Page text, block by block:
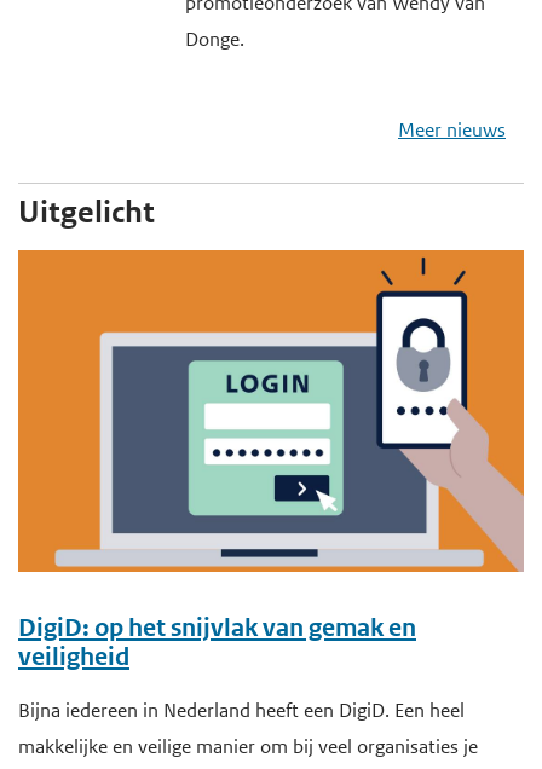
Donge.
Meer nieuws
Uitgelicht
DigiD: op het snijvlak van gemak en
veiligheid
Bijna iedereen in Nederland heeft een DigiD. Een heel
makkelijke en veilige manier om bij veel organisaties je